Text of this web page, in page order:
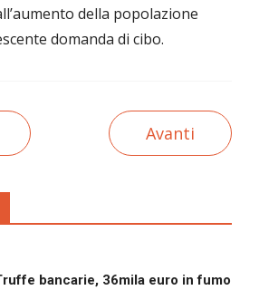
della popolazione
domanda di cibo.
Avanti
bancarie, 36mila euro in fumo